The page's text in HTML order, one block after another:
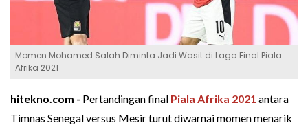
Momen Mohamed Salah Diminta Jadi Wasit di Laga Final Piala
Afrika 2021
hitekno.com - Pertandingan final Piala Afrika 2021 antara
Timnas Senegal versus Mesir turut diwarnai momen menarik